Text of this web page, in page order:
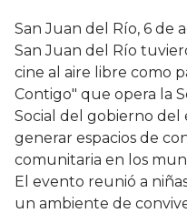
San Juan del Río, 6 de
San Juan del Río
cine al aire libre como
Contigo" que opera la
Social del gobierno del
generar espacios de
comunitaria en los
El evento reunió a
un ambiente de